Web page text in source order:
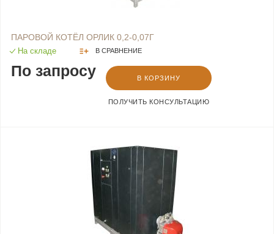
ПАРОВОЙ КОТЁЛ ОРЛИК 0,2-0,07Г
На складе В СРАВНЕНИЕ
По запросу В КОРЗИНУ
ПОЛУЧИТЬ КОНСУЛЬТАЦИЮ